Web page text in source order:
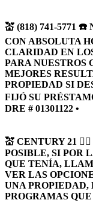
💒 (818) 741-5771 ☎️
CON ABSOLUTA
CLARIDAD EN
PARA NUESTROS
MEJORES
PROPIEDAD SI
FIJÓ SU
DRE # 01301122 •
💒 CENTURY 21
POSIBLE, SI POR
QUE TENÍA,
VER LAS
UNA
PROGRAMAS